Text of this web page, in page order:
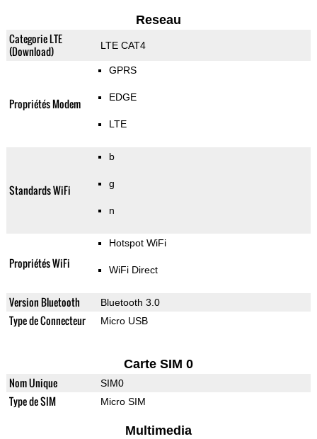
Reseau
Categorie LTE
(Download)
LTE CAT4
Propriétés Modem
GPRS
EDGE
LTE
Standards WiFi
b
g
n
Propriétés WiFi
Hotspot WiFi
WiFi Direct
Version Bluetooth Bluetooth 3.0
Type de Connecteur Micro USB
Carte SIM 0
Nom Unique SIM0
Type de SIM Micro SIM
Multimedia